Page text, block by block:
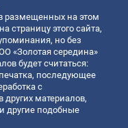
размещенных на этом
страницу этого сайта,
но без
«Золотая середина»
будет считаться:
последующее
с
материалов,
другие подобные